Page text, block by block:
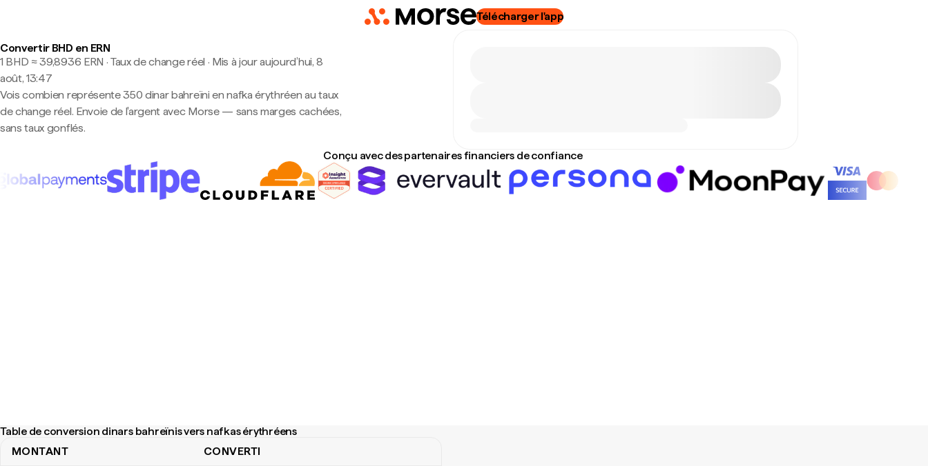
Télécharger l'app
Convertir BHD en ERN
1 BHD ≈ 39,8936 ERN · Taux de change réel · Mis à jour aujourd’hui, 8
août, 13:47
Vois combien représente 350 dinar bahreïni en nafka érythréen au taux
de change réel. Envoie de l'argent avec Morse — sans marges cachées,
sans taux gonflés.
Conçu avec des partenaires financiers de confiance
Table de conversion dinars bahreïnis vers nafkas érythréens
MONTANT CONVERTI